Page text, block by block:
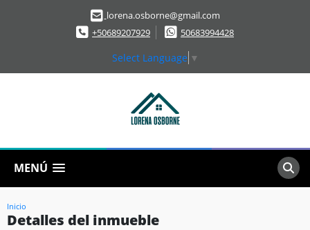
lorena.osborne@gmail.com
+50689207929
50683994428
Select Language ▼
MENÚ
Inicio
Detalles del inmueble